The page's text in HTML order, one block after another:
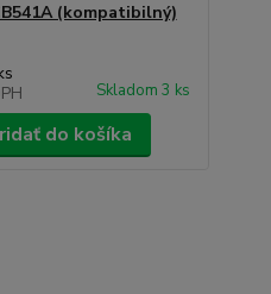
(kompatibilný)
Skladom 3 ks
do košíka